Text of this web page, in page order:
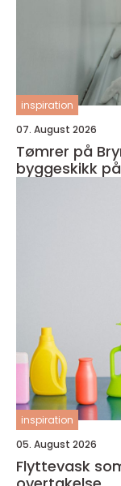
inspiration
07. August 2026
Tømrer på
byggeskikk
inspiration
05. August 2026
Flyttevask